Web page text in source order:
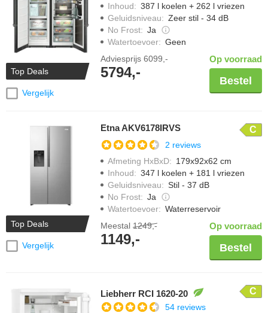
Top Deals
Vergelijk
Inhoud: 387 l koelen + 262 l vriezen
Geluidsniveau: Zeer stil - 34 dB
No Frost: Ja
Watertoevoer: Geen
Adviesprijs 6099,-
5794,-
Op voorraad
Bestel
Top Deals
Vergelijk
Etna AKV6178IRVS C
2 reviews
Afmeting HxBxD: 179x92x62 cm
Inhoud: 347 l koelen + 181 l vriezen
Geluidsniveau: Stil - 37 dB
No Frost: Ja
Watertoevoer: Waterreservoir
Meestal 1249,-
1149,-
Op voorraad
Bestel
Liebherr RCI 1620-20 C
54 reviews